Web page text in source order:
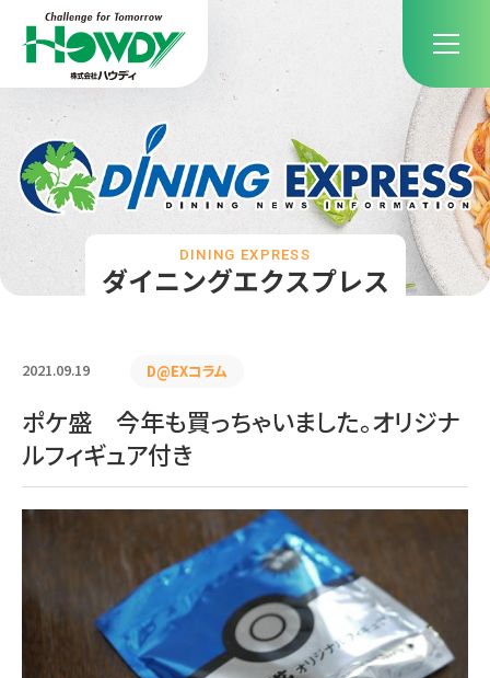
ダイニングエクスプレス
DINING EXPRESS
2021.09.19 D@EXコラム
ポケ盛 今年も買っちゃいました。オリジナ
ルフィギュア付き